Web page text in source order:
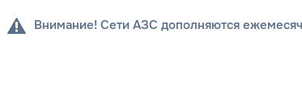
Внимание! Сети АЗС дополняются